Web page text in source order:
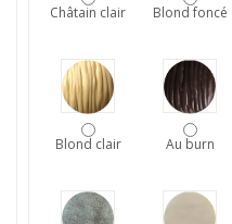
Châtain clair Blond foncé
Blond clair Au burn